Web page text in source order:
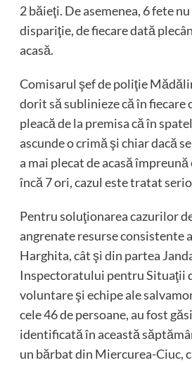
2 băieţi. De asemenea, 6 fete
dispariţie, de fiecare dată
acasă.
Comisarul şef de poliţie
dorit să sublinieze că în fiecare
pleacă de la premisa că în
ascunde o crimă şi chiar dacă
a mai plecat de acasă
încă 7 ori, cazul este tratat
Pentru soluţionarea cazurilor
angrenate resurse consistente
Harghita, cât şi din partea
Inspectoratului pentru Situaţii
voluntare şi echipe ale
cele 46 de persoane, au fost
identificată în această
un bărbat din Miercurea-Ciuc,